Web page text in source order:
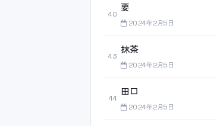
40
要
2024年2月5日
43
抹茶
2024年2月5日
44
田口
2024年2月5日